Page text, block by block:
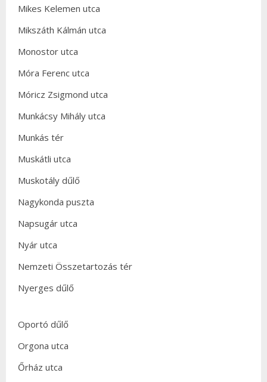
Mikes Kelemen utca
Mikszáth Kálmán utca
Monostor utca
Móra Ferenc utca
Móricz Zsigmond utca
Munkácsy Mihály utca
Munkás tér
Muskátli utca
Muskotály dűlő
Nagykonda puszta
Napsugár utca
Nyár utca
Nemzeti Összetartozás tér
Nyerges dűlő
Oportó dűlő
Orgona utca
Őrház utca